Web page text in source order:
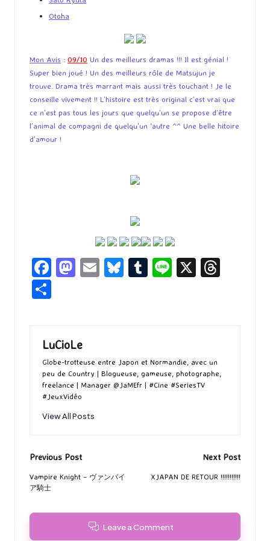
Otoha
Mon Avis : 09/10 Un des meilleurs dramas !!! Il est génial !
Super bien joué ! Un des meilleurs rôle de Matsujun je
trouve. Drama très marrant mais aussi très touchant ! Je le
conseille vivement !! L’histoire est très original c’est vrai que
ce n’est pas tous les jours que quelqu’un se propose d’être
l’animal de compagni de quelqu’un ‘autre ^^ Une belle hitoire
d’amour !
Fa
o
k
M
o
n
E
Bl T
Li X
g
er
LuCioLe
Globe-trotteuse entre Japon et Normandie, avec un
peu de Country | Blogueuse, gameuse, photographe,
freelance | Manager @JaMEfr | #Cine #SeriesTV
#JeuxVidéo
View All Posts
Post
navigation
Previous Post
Vampire Knight – ヴァンパイ
ア騎士
Next Post
XJAPAN DE RETOUR !!!!!!!!!!!
Leave a Comment